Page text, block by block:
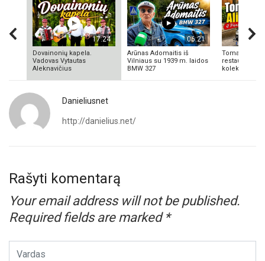
17:24
Dovainonių kapela.
Vadovas Vytautas
Aleknavičius
06:21
Arūnas Adomaitis iš
Vilniaus su 1939 m. laidos
BMW 327
Tomas
Danieliusnet
http://danielius.net/
Rašyti komentarą
Your email address will not be published.
Required fields are marked *